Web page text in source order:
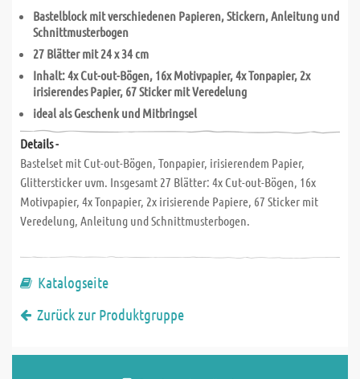
Bastelblock mit verschiedenen Papieren, Stickern, Anleitung und
Schnittmusterbogen
27 Blätter mit 24 x 34 cm
Inhalt: 4x Cut-out-Bögen, 16x Motivpapier, 4x Tonpapier, 2x
irisierendes Papier, 67 Sticker mit Veredelung
ideal als Geschenk und Mitbringsel
Details -
Bastelset mit Cut-out-Bögen, Tonpapier, irisierendem Papier,
Glittersticker uvm. Insgesamt 27 Blätter: 4x Cut-out-Bögen, 16x
Motivpapier, 4x Tonpapier, 2x irisierende Papiere, 67 Sticker mit
Veredelung, Anleitung und Schnittmusterbogen.
Katalogseite
Zurück zur Produktgruppe